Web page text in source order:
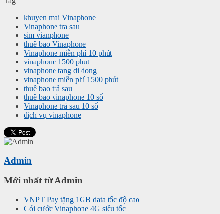
khuyen mai Vinaphone
Vinaphone tra sau
sim vianphone
thuê bao Vinaphone
Vinaphone miễn phí 10 phút
vinaphone 1500 phut
vinaphone tang di dong
vinaphone miễn phí 1500 phút
thuê bao trả sau
thuê bao vinaphone 10 số
Vinaphone trả sau 10 số
dịch vụ vinaphone
Admin
Mới nhất từ Admin
VNPT Pay tặng 1GB data tốc độ cao
Gói cước Vinaphone 4G siêu tốc